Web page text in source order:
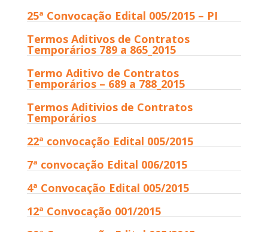
25ª Convocação Edital 005/2015 – PI
Termos Aditivos de Contratos
Temporários 789 a 865_2015
Termo Aditivo de Contratos
Temporários – 689 a 788_2015
Termos Aditivios de Contratos
Temporários
22ª convocação Edital 005/2015
7ª convocação Edital 006/2015
4ª Convocação Edital 005/2015
12ª Convocação 001/2015